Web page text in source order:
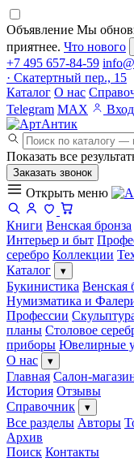
Объявление Мы
приятнее. Что нового
+7 495 657-84-59
· Скатертный пер., 15
Каталог О нас
Telegram MAX Вход
Показать все
Заказать звонок
Открыть меню
Книги Венская бронза
Интерьер и быт
серебро Коллекции
Каталог
▾
Букинистика Венская
Нумизматика и
Профессии
планы Столовое
приборы Ювелирные
О нас
▾
Главная Салон-
История Отзывы
Справочник
▾
Все разделы Авторы
Архив
Поиск Контакты